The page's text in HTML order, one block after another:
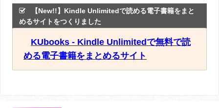
【New!!】Kindle Unlimitedで読める電子書籍をまと
めるサイトをつくりました
KUbooks - Kindle Unlimitedで無料で読
める電子書籍をまとめるサイト